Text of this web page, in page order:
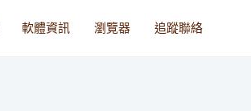
軟體資訊 瀏覽器 追蹤聯絡